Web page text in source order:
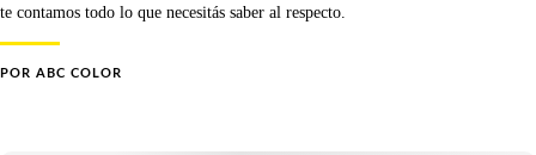
te contamos todo lo que necesitás saber al respecto.
POR ABC COLOR